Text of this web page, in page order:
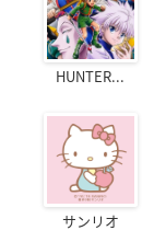
HUNTER...
サンリオ